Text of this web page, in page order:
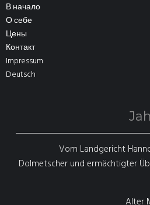
В начало
О себе
Цены
Контакт
Impressum
Deutsch
Vom Landgericht
Dolmetscher und ermächtigter
Alter